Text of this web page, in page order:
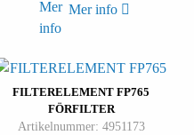
Mer info
FILTERELEMENT FP765
FÖRFILTER
Artikelnummer: 4951173